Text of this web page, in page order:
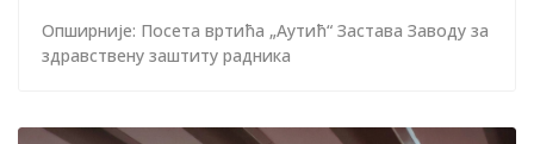
Опширније: Посета вртића „Аутић“ Застава Заводу за
здравствену заштиту радника